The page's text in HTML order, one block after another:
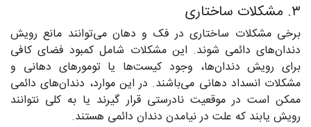
۳. مشکلات ساختاری
برخی مشکلات ساختاری در فک و دهان می‌توانند مانع رویش
دندان‌های دائمی شوند. این مشکلات شامل کمبود فضای کافی
برای رویش دندان‌ها، وجود کیست‌ها یا تومورهای دهانی و
مشکلات انسداد دهانی می‌باشند. در این موارد، دندان‌های دائمی
ممکن است در موقعیت نادرستی قرار گیرند یا به کلی نتوانند
رویش یابند که علت در نیامدن دندان دائمی هستند.